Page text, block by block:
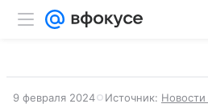
9 февраля 2024 Источник: Новости